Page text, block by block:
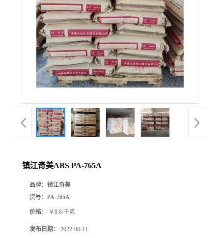
品
厅
镇江奇美ABS PA-765A
品牌： 镇江奇美
货号： PA-765A
价格： ￥8.8/千克
发布日期： 2022-08-11